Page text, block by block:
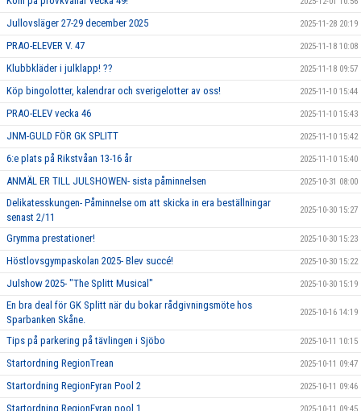
Jullovsläger 27-29 december 2025 2025-11-28 20:19
PRAO-ELEVER V. 47 2025-11-18 10:08
Klubbkläder i julklapp! ?? 2025-11-18 09:57
Köp bingolotter, kalendrar och sverigelotter av oss! 2025-11-10 15:44
PRAO-ELEV vecka 46 2025-11-10 15:43
JNM-GULD FÖR GK SPLITT 2025-11-10 15:42
6:e plats på Rikstvåan 13-16 år 2025-11-10 15:40
ANMÄL ER TILL JULSHOWEN- sista påminnelsen 2025-10-31 08:00
Delikatesskungen- Påminnelse om att skicka in era beställningar
senast 2/11
2025-10-30 15:27
Grymma prestationer! 2025-10-30 15:23
Höstlovsgympaskolan 2025- Blev succé! 2025-10-30 15:22
Julshow 2025- "The Splitt Musical" 2025-10-30 15:19
En bra deal för GK Splitt när du bokar rådgivningsmöte hos
Sparbanken Skåne.
2025-10-16 14:19
Tips på parkering på tävlingen i Sjöbo 2025-10-11 10:15
Startordning RegionTrean 2025-10-11 09:47
Startordning RegionFyran Pool 2 2025-10-11 09:46
Startordning RegionFyran pool 1